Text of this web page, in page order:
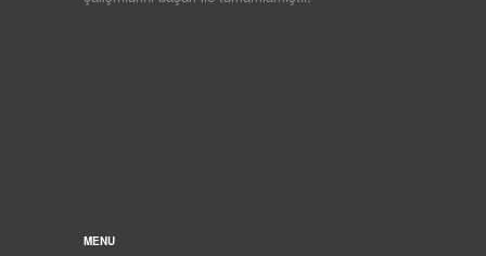
MENU